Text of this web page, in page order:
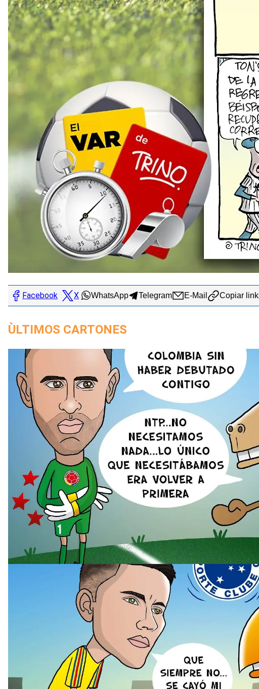
Facebook X WhatsApp Telegram E-Mail Copiar link
ÙLTIMOS CARTONES